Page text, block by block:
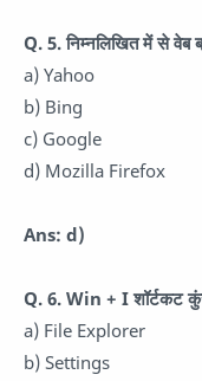
Q. 5. निम्नलिखित में से वेब
a) Yahoo
b) Bing
c) Google
d) Mozilla Firefox
Ans: d)
Q. 6. Win + I शॉर्टकट
a) File Explorer
b) Settings